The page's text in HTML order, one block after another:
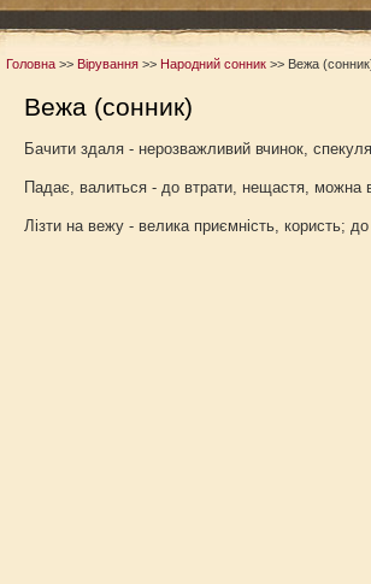
Головна >> Вірування >> Народний сонник >> Вежа
Вежа (сонник)
Бачити здаля - нерозважливий вчинок,
Падає, валиться - до втрати, нещастя, можна
Лізти на вежу - велика приємність, користь;